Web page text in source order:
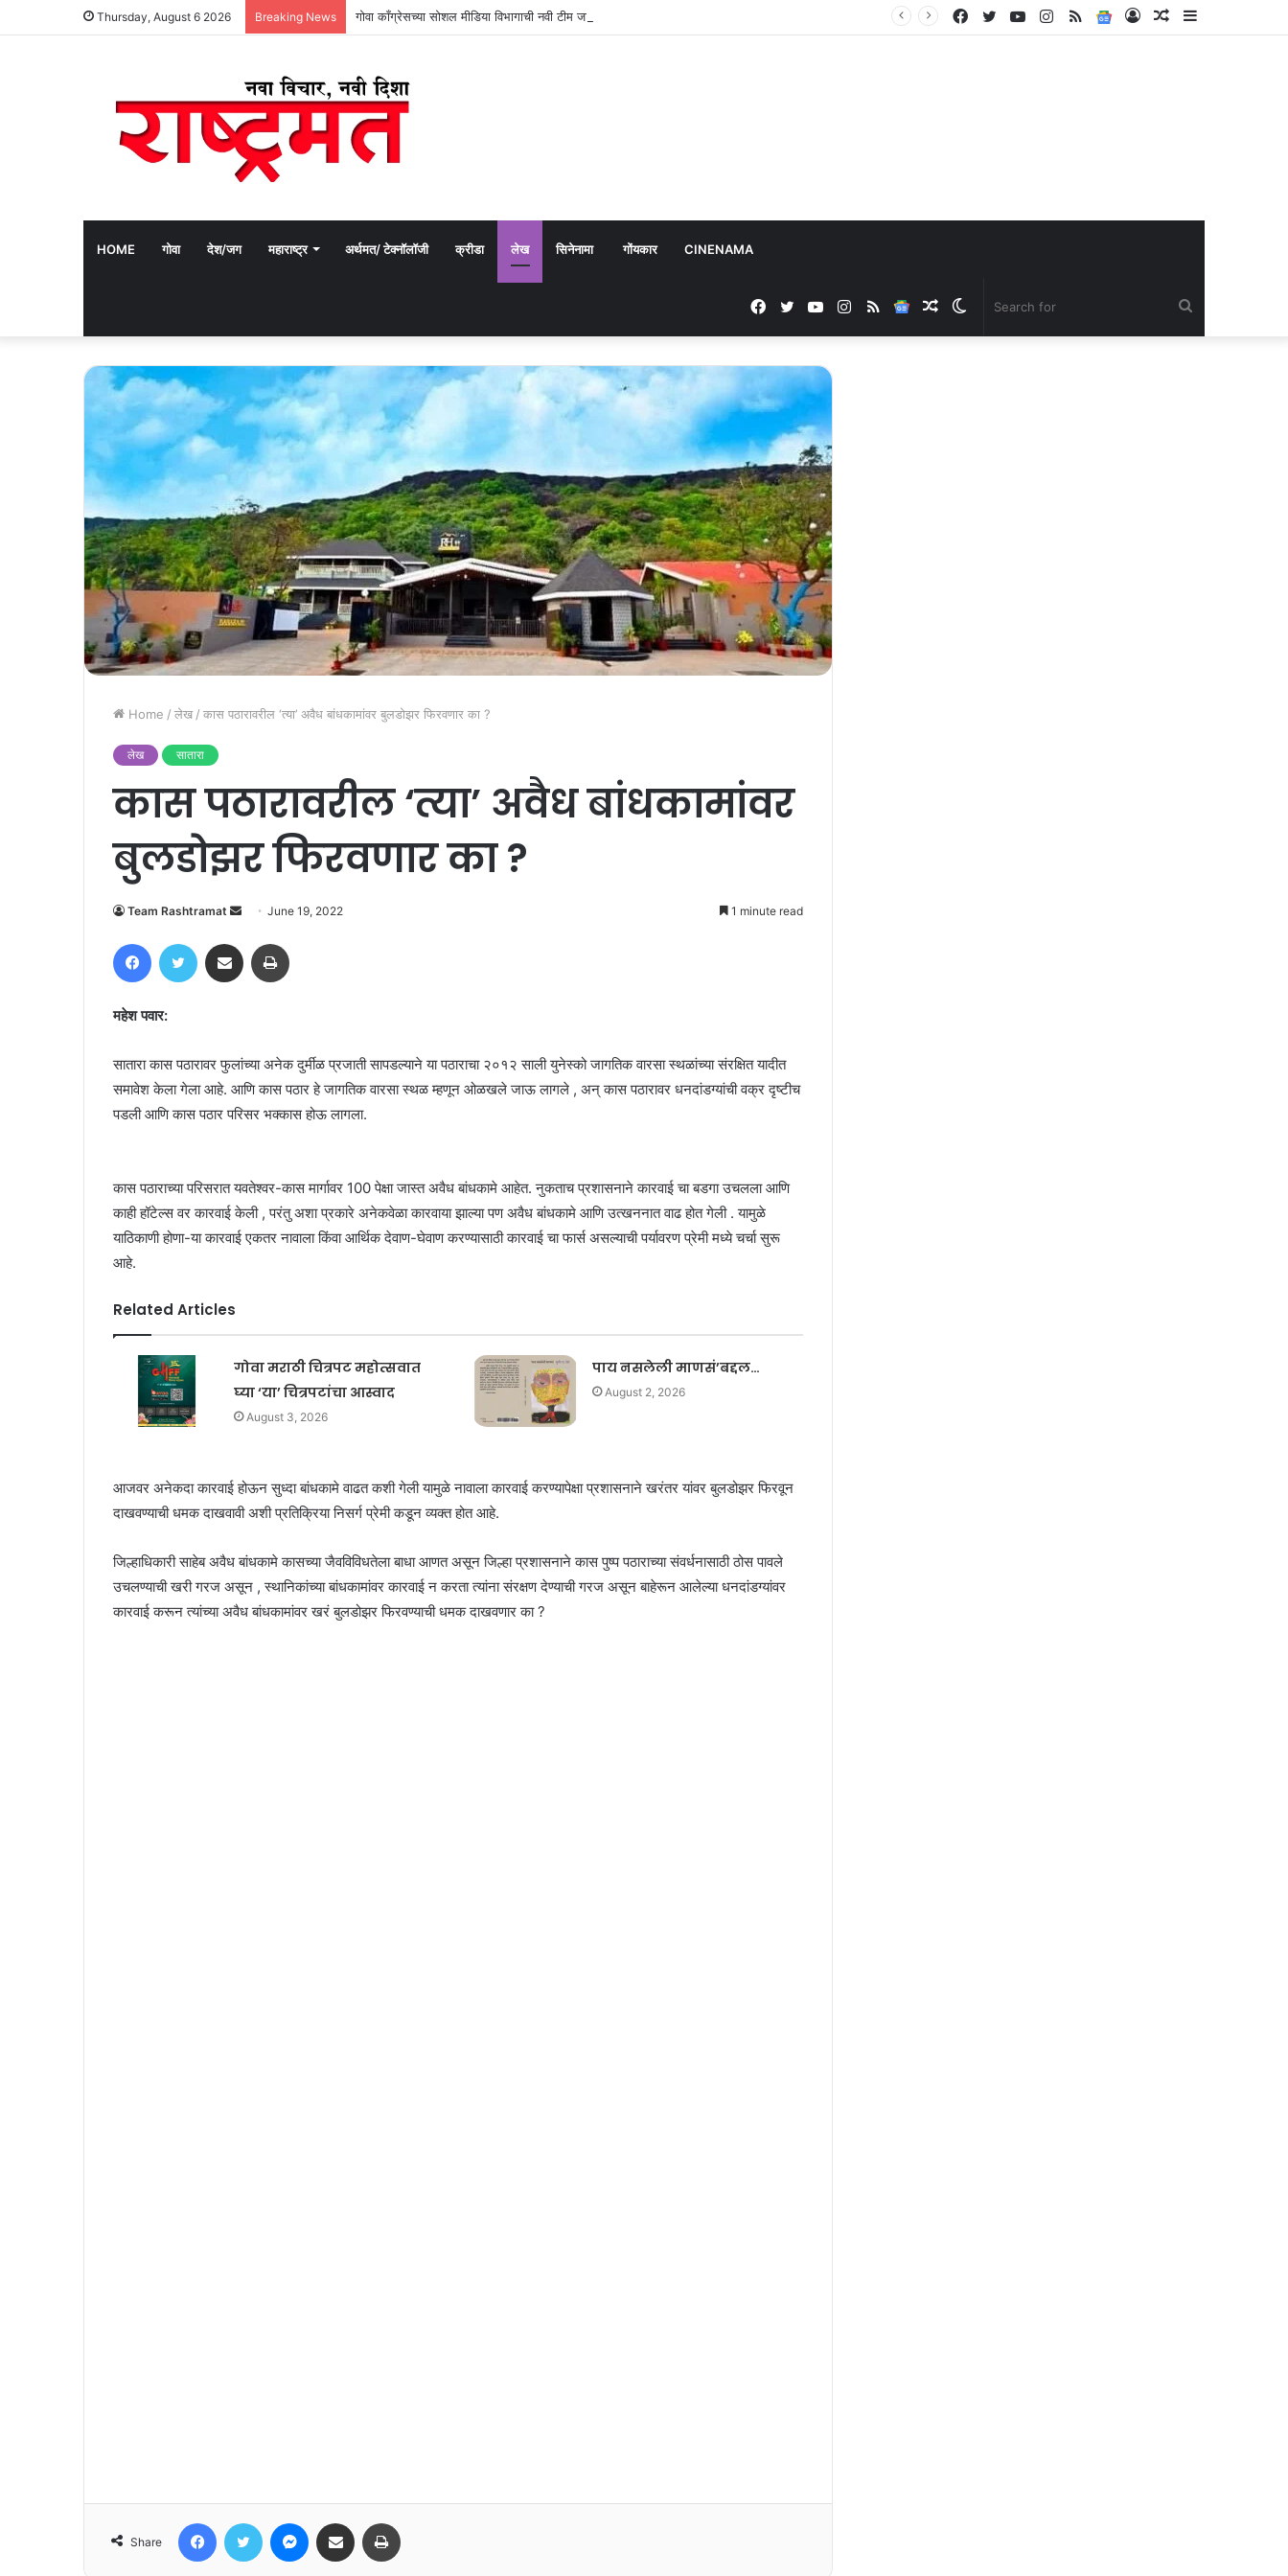
Thursday, August 6 2026 Breaking News गोवा काँग्रेसच्या सोशल मीडिया विभागाची नवी टीम जाहीर Sidebar
Random
Log
Google
RSS
Instagram
YouTube
Twitter
Facebook
HOME गोवा देश/जग महाराष्ट्र अर्थमत/ टेक्नॉलॉजी क्रीडा लेख सिनेनामा गोंयकार CINENAMA
Switch
Random
Google
RSS
Instagram
YouTube
Twitter
Facebook
Home / लेख / कास पठारावरील ‘त्या’ अवैध बांधकामांवर बुलडोझर फिरवणार का ?
लेख सातारा
कास पठारावरील ‘त्या’ अवैध बांधकामांवर
बुलडोझर फिरवणार का ?
Team Rashtramat
Send
email
June 19, 2022 1 minute read
FacebookTwitter Share via Email
महेश पवार:
सातारा कास पठारावर फुलांच्या अनेक दुर्मीळ प्रजाती सापडल्याने या पठाराचा २०१२ साली युनेस्को जागतिक वारसा स्थळांच्या संरक्षित यादीत
समावेश केला गेला आहे. आणि कास पठार हे जागतिक वारसा स्थळ म्हणून ओळखले जाऊ लागले , अन् कास पठारावर धनदांडग्यांची वक्र दृष्टीच
पडली आणि कास पठार परिसर भक्कास होऊ लागला.
कास पठाराच्या परिसरात यवतेश्वर-कास मार्गावर 100 पेक्षा जास्त अवैध बांधकामे आहेत. नुकताच प्रशासनाने कारवाई चा बडगा उचलला आणि
काही हॉटेल्स वर कारवाई केली , परंतु अशा प्रकारे अनेकवेळा कारवाया झाल्या पण अवैध बांधकामे आणि उत्खननात वाढ होत गेली . यामुळे
याठिकाणी होणा-या कारवाई एकतर नावाला किंवा आर्थिक देवाण-घेवाण करण्यासाठी कारवाई चा फार्स असल्याची पर्यावरण प्रेमी मध्ये चर्चा सुरू
आहे.
Related Articles
गोवा मराठी चित्रपट महोत्सवात
घ्या ‘या’ चित्रपटांचा आस्वाद
August 3, 2026
पाय नसलेली माणसं’बद्दल…
August 2, 2026
आजवर अनेकदा कारवाई होऊन सुध्दा बांधकामे वाढत कशी गेली यामुळे नावाला कारवाई करण्यापेक्षा प्रशासनाने खरंतर यांवर बुलडोझर फिरवून
दाखवण्याची धमक दाखवावी अशी प्रतिक्रिया निसर्ग प्रेमी कडून व्यक्त होत आहे.
जिल्हाधिकारी साहेब अवैध बांधकामे कासच्या जैवविविधतेला बाधा आणत असून जिल्हा प्रशासनाने कास पुष्प पठाराच्या संवर्धनासाठी ठोस पावले
उचलण्याची खरी गरज असून , स्थानिकांच्या बांधकामांवर कारवाई न करता त्यांना संरक्षण देण्याची गरज असून बाहेरून आलेल्या धनदांडग्यांवर
कारवाई करून त्यांच्या अवैध बांधकामांवर खरं बुलडोझर फिरवण्याची धमक दाखवणार का ?
Share
FacebookTwitter Messenger
Share via Email